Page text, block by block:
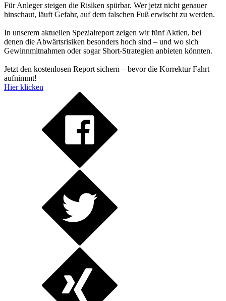
Für Anleger steigen die Risiken spürbar. Wer jetzt nicht genauer
hinschaut, läuft Gefahr, auf dem falschen Fuß erwischt zu werden.
In unserem aktuellen Spezialreport zeigen wir fünf Aktien, bei
denen die Abwärtsrisiken besonders hoch sind – und wo sich
Gewinnmitnahmen oder sogar Short-Strategien anbieten könnten.
Jetzt den kostenlosen Report sichern – bevor die Korrektur Fahrt
aufnimmt!
Hier klicken